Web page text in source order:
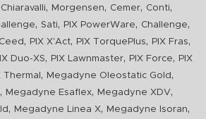
Chiaravalli, Morgensen, Cemer, Conti,
, Sati, PIX PowerWare, Challenge,
, PIX X'Act, PIX TorquePlus, PIX Fras,
Duo-XS, PIX Lawnmaster, PIX Force,
PIX
Thermal , Megadyne Oleostatic Gold ,
, Megadyne Esaflex, Megadyne XDV,
, Megadyne Linea X, Megadyne Isoran,